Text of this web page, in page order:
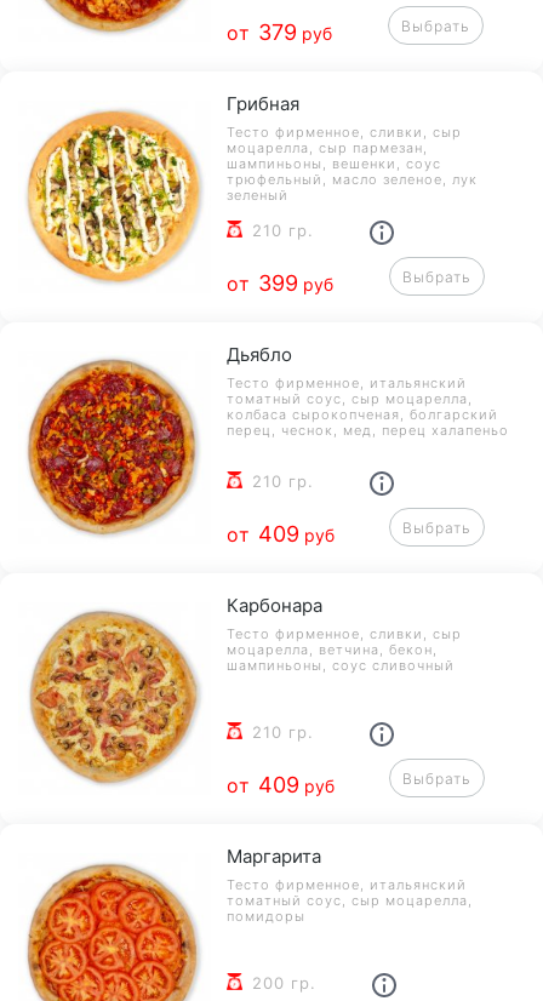
от 379 руб Выбрать
Грибная
Тесто фирменное, сливки, сыр
моцарелла, сыр пармезан,
шампиньоны, вешенки, соус
трюфельный, масло зеленое, лук
зеленый
210 гр.
от 399 руб Выбрать
Дьябло
Тесто фирменное, итальянский
томатный соус, сыр моцарелла,
колбаса сырокопченая, болгарский
перец, чеснок, мед, перец халапеньо
210 гр.
от 409 руб Выбрать
Карбонара
Тесто фирменное, сливки, сыр
моцарелла, ветчина, бекон,
шампиньоны, соус сливочный
210 гр.
от 409 руб Выбрать
Маргарита
Тесто фирменное, итальянский
томатный соус, сыр моцарелла,
помидоры
200 гр.